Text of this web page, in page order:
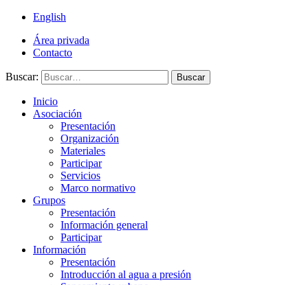
English
Área privada
Contacto
Buscar: Buscar
Inicio
Asociación
Presentación
Organización
Materiales
Participar
Servicios
Marco normativo
Grupos
Presentación
Información general
Participar
Información
Presentación
Introducción al agua a presión